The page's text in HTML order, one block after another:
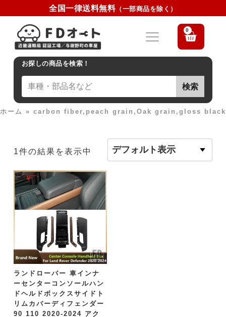
全国一律送料無料（一部商品を除く）
0
お探しの商品を検索！
検索
ホーム » carbon fiber,peach grain,Oak grain,gloss black
1件の結果を表示中
ランドローバー 車インナ
ーセンターコンソールハン
ドヘルドボックスサイドト
リムカバーディフェンダー
90 110 2020-2024 アク